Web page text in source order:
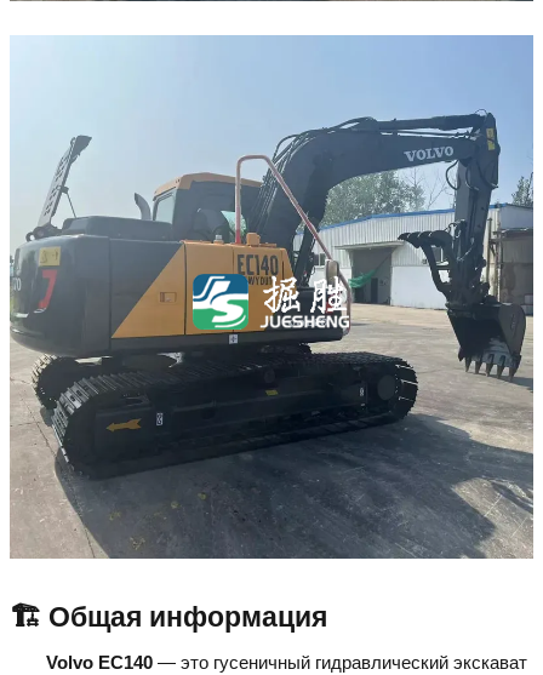
🏗️ Общая информация
Volvo EC140 — это гусеничный гидравлический экскават